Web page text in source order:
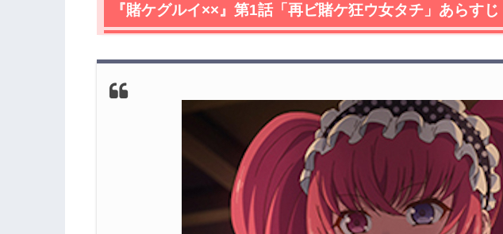
3.【ネタバレ】『賭ケグルイ××』第1話「再ビ賭ケ狂ウ女タチ」の感想
3.1記念すべき第2期最初のギャンブル「指切りギロチン」
3.2「指切りギロチン」で見せた蛇喰夢子と生志摩妄のイカレ具合
『賭ケグルイ××』第1話「再ビ賭ケ狂ウ女タチ」まとめ
『賭ケグルイ××』を視聴できるVODは？
『賭ケグルイ××』他話のネタバレ記事一覧
『賭ケグルイ××』第1話「再ビ賭ケ狂ウ女タチ」あらすじ